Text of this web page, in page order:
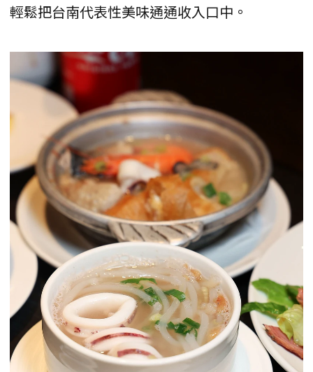
輕鬆把台南代表性美味通通收入口中。